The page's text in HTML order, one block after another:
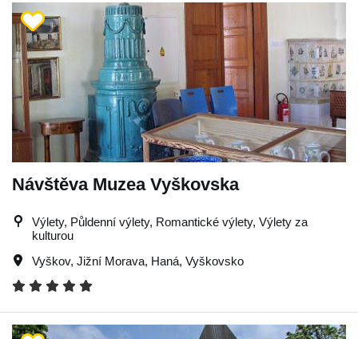
Návštěva Muzea Vyškovska
Výlety, Půldenní výlety, Romantické výlety, Výlety za
kulturou
Vyškov, Jižní Morava, Haná, Vyškovsko